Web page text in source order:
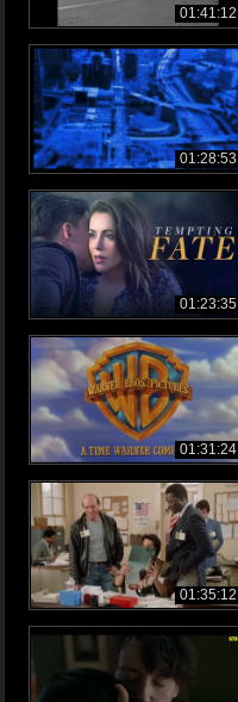
01:41:12
01:28:53
01:23:35
01:31:24
01:35:12